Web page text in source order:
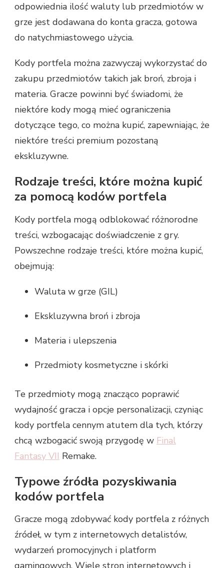
odpowiednia ilość waluty lub przedmiotów w
grze jest dodawana do konta gracza, gotowa
do natychmiastowego użycia.
Kody portfela można zazwyczaj wykorzystać do
zakupu przedmiotów takich jak broń, zbroja i
materia. Gracze powinni być świadomi, że
niektóre kody mogą mieć ograniczenia
dotyczące tego, co można kupić, zapewniając, że
niektóre treści premium pozostaną
ekskluzywne.
Rodzaje treści, które można kupić
za pomocą kodów portfela
Kody portfela mogą odblokować różnorodne
treści, wzbogacając doświadczenie z gry.
Powszechne rodzaje treści, które można kupić,
obejmują:
Waluta w grze (GIL)
Ekskluzywna broń i zbroja
Materia i ulepszenia
Przedmioty kosmetyczne i skórki
Te przedmioty mogą znacząco poprawić
wydajność gracza i opcje personalizacji, czyniąc
kody portfela cennym atutem dla tych, którzy
chcą wzbogacić swoją przygodę w Final
Fantasy VII Remake.
Typowe źródła pozyskiwania
kodów portfela
Gracze mogą zdobywać kody portfela z różnych
źródeł, w tym z internetowych detalistów,
wydarzeń promocyjnych i platform